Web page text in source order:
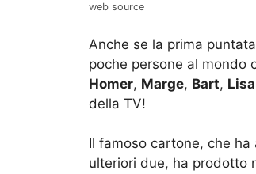
web source
Anche se la prima
poche persone al mondo
Homer, Marge, Bart, Lisa
della TV!
Il famoso cartone, che ha
ulteriori due, ha prodotto